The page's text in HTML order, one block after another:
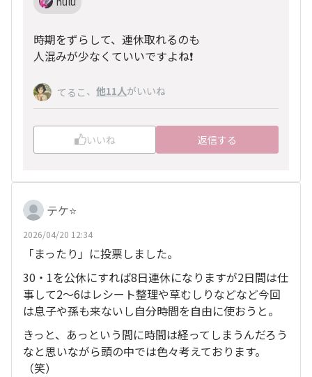
時期をずらして、連休取れるのも
人混みが少なくていいですよね❗️
てるこ 、 他11人がいいね
いいね 返信する
テケ⭐️
2026/04/20 12:34
「まったり」に投票しました。
30・1を公休にすれば8日連休になりますが2日間は仕
事して2〜6はレシート整理や草むしりなどなど今回
は息子や孫も来ないし自分時間を自由に使おうと。
きっと、あっという間に時間は経ってしまうんだろう
なと思いながら頭の中では色々考えております。
（笑）